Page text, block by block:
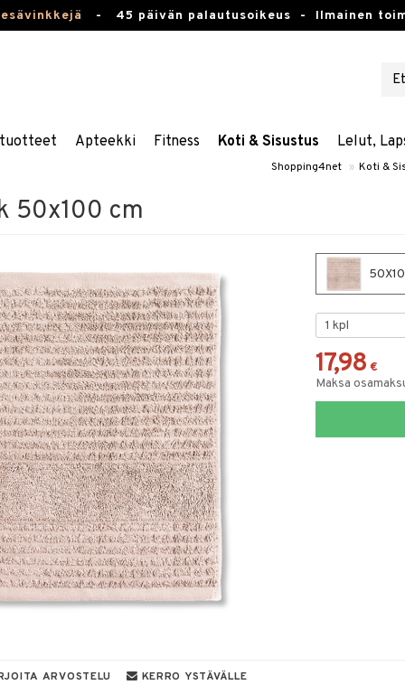
- 45 päivän palautusoikeus - Ilmainen
Apteekki Fitness Koti & Sisustus Lelut,
Shopping4net » Koti &
50x100 cm
17,98 €
Maksa
ARVOSTELU KERRO YSTÄVÄLLE